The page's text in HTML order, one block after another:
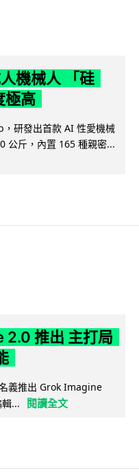
機械人 「硅
極高
研發出首款 AI 性愛機械
公斤，內置 165 種親密...
推出 主打局
義推出 Grok Imagine
...
閱讀全文